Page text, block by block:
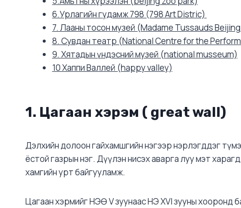
6.Урлагийн гудамж 798 (798 Art Distric)
7. Лааны тосон музей (Madame Tussauds
8. Сувдан театр (National Centre for the
9. Хятадын үндэсний музей (national musseum)
10 Хаппи Валлей (happy valley)
1. Цагаан хэрэм ( great wall)
Дэлхийн долоон гайхамшгийн нэгээр нэрлэгддэг
ёстой газрын нэг. Дүүлэн нисэх аварга луу мэт
хамгийн урт байгууламж.
Цагаан хэрмийг НЭӨ V зуунаас НЭ XVI зууны хооронд